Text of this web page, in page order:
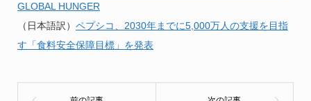
GLOBAL HUNGER
（日本語訳） ペプシコ、2030年までに5,000万人の支援を目指
す「食料安全保障目標」を発表